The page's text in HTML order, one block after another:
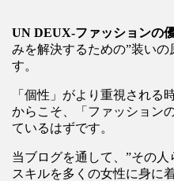
UN DEUX-ファッションの
みを解決するための”装いの
す。
「個性」がより重視される
からこそ、「ファッション
ているはずです。
当ブログを通して、”その
スキルを多くの女性に身に